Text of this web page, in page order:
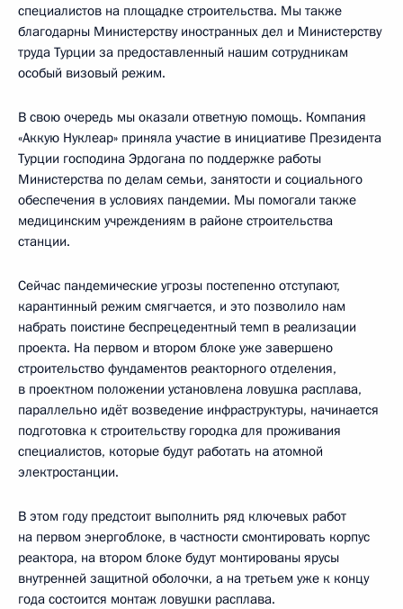
специалистов на площадке строительства. Мы также
благодарны Министерству иностранных дел и Министерству
труда Турции за предоставленный нашим сотрудникам
особый визовый режим.
В свою очередь мы оказали ответную помощь. Компания
«Аккую Нуклеар» приняла участие в инициативе Президента
Турции господина Эрдогана по поддержке работы
Министерства по делам семьи, занятости и социального
обеспечения в условиях пандемии. Мы помогали также
медицинским учреждениям в районе строительства
станции.
Сейчас пандемические угрозы постепенно отступают,
карантинный режим смягчается, и это позволило нам
набрать поистине беспрецедентный темп в реализации
проекта. На первом и втором блоке уже завершено
строительство фундаментов реакторного отделения,
в проектном положении установлена ловушка расплава,
параллельно идёт возведение инфраструктуры, начинается
подготовка к строительству городка для проживания
специалистов, которые будут работать на атомной
электростанции.
В этом году предстоит выполнить ряд ключевых работ
на первом энергоблоке, в частности смонтировать корпус
реактора, на втором блоке будут монтированы ярусы
внутренней защитной оболочки, а на третьем уже к концу
года состоится монтаж ловушки расплава.